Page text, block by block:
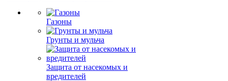
Газоны
Грунты и мульча
Защита от насекомых и
вредителей